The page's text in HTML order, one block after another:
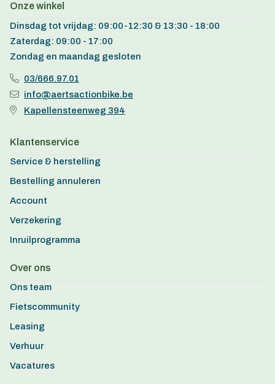
Onze winkel
Dinsdag tot vrijdag: 09:00-12:30 & 13:30 - 18:00
Zaterdag: 09:00 - 17:00
Zondag en maandag gesloten
03/666.97.01
info@aertsactionbike.be
Kapellensteenweg 394
Klantenservice
Service & herstelling
Bestelling annuleren
Account
Verzekering
Inruilprogramma
Over ons
Ons team
Fietscommunity
Leasing
Verhuur
Vacatures